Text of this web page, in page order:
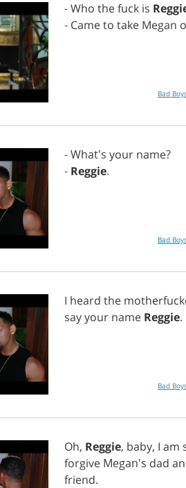
-Who thefuck is
- Cameto take Megan
Bad
- What's your name?
- Reggie.
Bad
I heard the
sayyour name Reggie.
Bad
Oh, Reggie, baby, I am
forgive Megan's dad
friend.